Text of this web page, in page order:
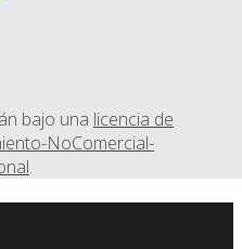
bajo una licencia de
NoComercial-
.